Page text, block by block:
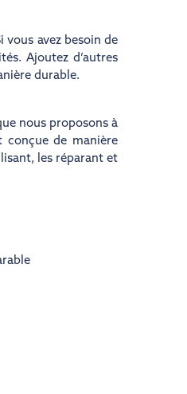
vous avez besoin de
Ajoutez d’autres
durable.
nous proposons à
de manière
les réparant et